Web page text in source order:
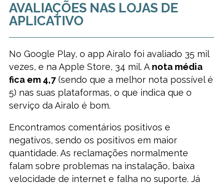
AVALIAÇÕES NAS LOJAS DE
APLICATIVO
No Google Play, o app Airalo foi avaliado 35 mil
vezes, e na Apple Store, 34 mil. A nota média
fica em 4,7(sendo que a melhor nota possível é
5) nas suas plataformas, o que indica que o
serviço da Airalo é bom.
Encontramos comentários positivos e
negativos, sendo os positivos em maior
quantidade. As reclamações normalmente
falam sobre problemas na instalação, baixa
velocidade de internet e falha no suporte. Já